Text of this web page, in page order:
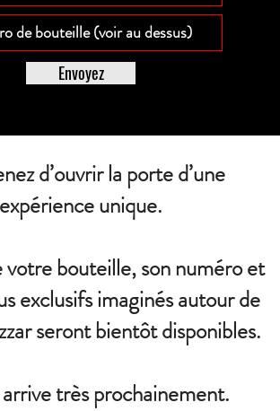
Envoyez
d’ouvrir la porte d’une
expérience unique.
votre bouteille, son numéro et
exclusifs imaginés autour de
seront bientôt disponibles.
très prochainement.